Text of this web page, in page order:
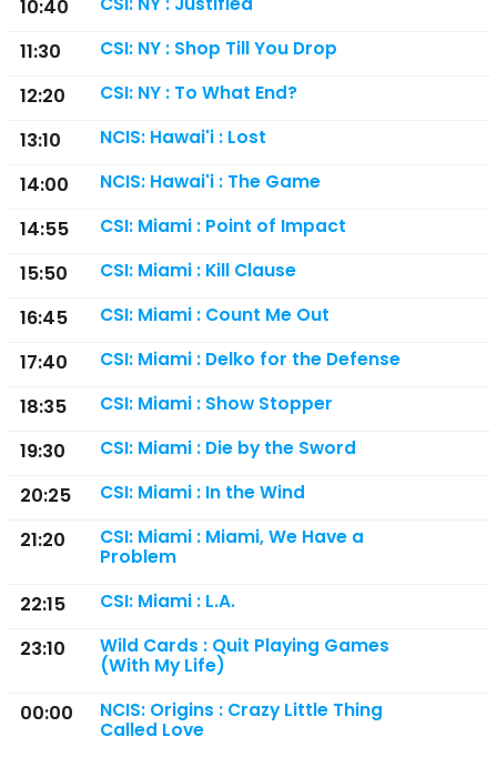
10:40
11:30 CSI: NY : Shop Till You Drop
12:20 CSI: NY : To What End?
13:10 NCIS: Hawai'i : Lost
14:00 NCIS: Hawai'i : The Game
14:55 CSI: Miami : Point of Impact
15:50 CSI: Miami : Kill Clause
16:45 CSI: Miami : Count Me Out
17:40 CSI: Miami : Delko for the Defense
18:35 CSI: Miami : Show Stopper
19:30 CSI: Miami : Die by the Sword
20:25 CSI: Miami : In the Wind
21:20
CSI: Miami : Miami, We Have a
Problem
22:15 CSI: Miami : L.A.
23:10
Wild Cards : Quit Playing Games
(With My Life)
00:00
NCIS: Origins : Crazy Little Thing
Called Love